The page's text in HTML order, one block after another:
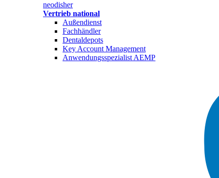
neodisher
Vertrieb national
Außendienst
Fachhändler
Dentaldepots
Key Account Management
Anwendungsspezialist AEMP